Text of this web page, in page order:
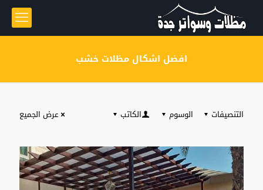
افضل اشكال مظلات خشب
التنصيفات الوسوم الكاتب عرض الجميع